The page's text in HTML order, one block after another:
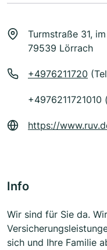
Turmstraße 31,
79539 Lörrach
+4976211720
+4976211721010
https://
Info
Wir sind für Sie da.
sich und Ihre Familie